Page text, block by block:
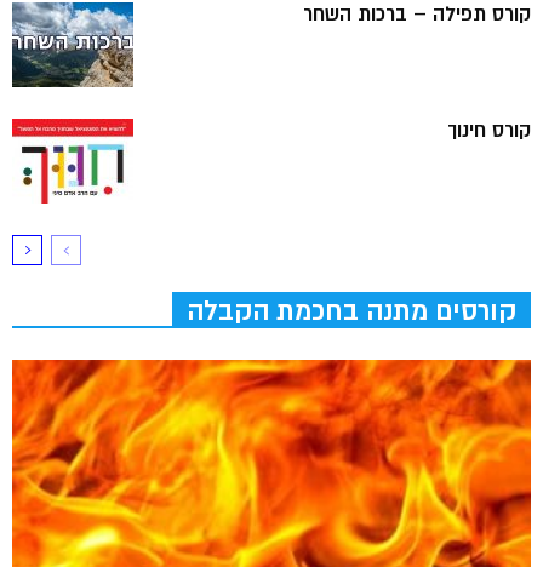
קורס תפילה – ברכות השחר
קורס חינוך
קורסים מתנה בחכמת הקבלה